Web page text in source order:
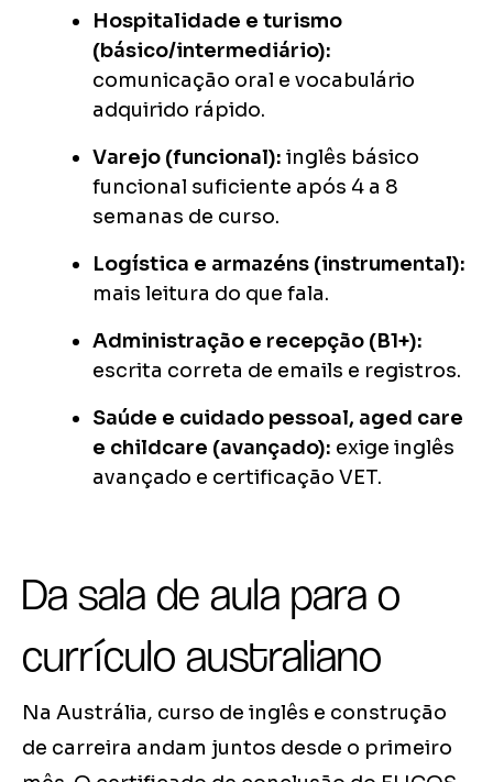
Hospitalidade e turismo
(básico/intermediário):
comunicação oral e vocabulário
adquirido rápido.
Varejo (funcional): inglês básico
funcional suficiente após 4 a 8
semanas de curso.
Logística e armazéns (instrumental):
mais leitura do que fala.
Administração e recepção (B1+):
escrita correta de emails e registros.
Saúde e cuidado pessoal, aged care
e childcare (avançado): exige inglês
avançado e certificação VET.
Da sala de aula para o
currículo australiano
Na Austrália, curso de inglês e construção
de carreira andam juntos desde o primeiro